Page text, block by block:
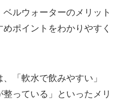
ルウォーターのメリット
ポイントをわかりやすく
「軟水で飲みやすい」
整っている」といったメリ